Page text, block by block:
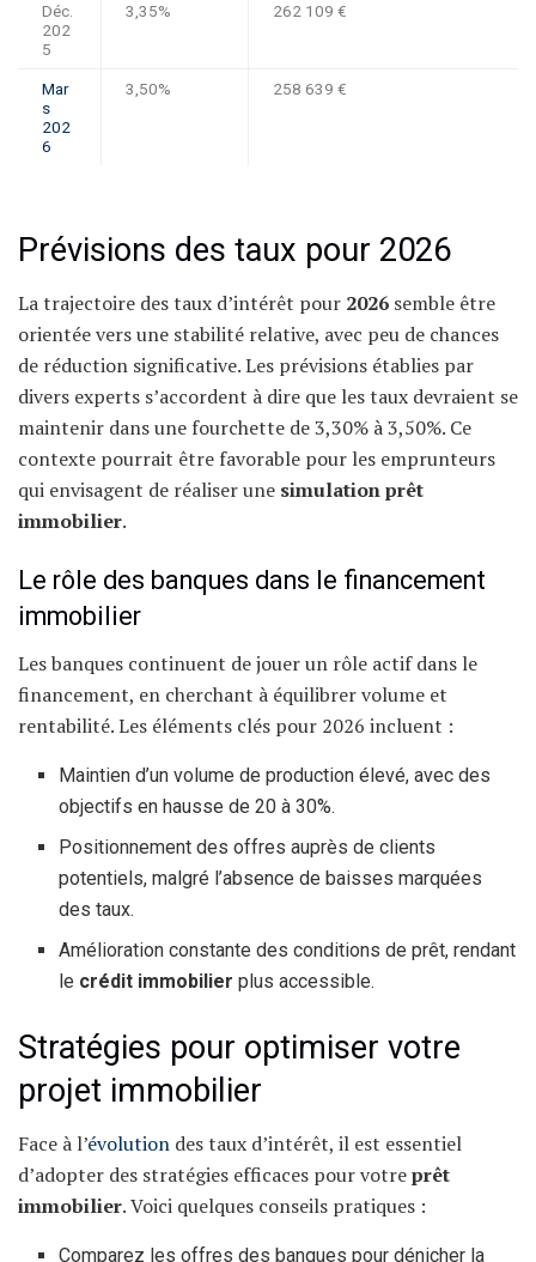
Déc.
202
5
3,35% 262 109 €
Mar
s
202
6
3,50% 258 639 €
Prévisions des taux pour 2026
La trajectoire des taux d’intérêt pour 2026 semble être
orientée vers une stabilité relative, avec peu de chances
de réduction significative. Les prévisions établies par
divers experts s’accordent à dire que les taux devraient se
maintenir dans une fourchette de 3,30% à 3,50%. Ce
contexte pourrait être favorable pour les emprunteurs
qui envisagent de réaliser une simulation prêt
immobilier.
Le rôle des banques dans le financement
immobilier
Les banques continuent de jouer un rôle actif dans le
financement, en cherchant à équilibrer volume et
rentabilité. Les éléments clés pour 2026 incluent :
Maintien d’un volume de production élevé, avec des
objectifs en hausse de 20 à 30%.
Positionnement des offres auprès de clients
potentiels, malgré l’absence de baisses marquées
des taux.
Amélioration constante des conditions de prêt, rendant
le crédit immobilier plus accessible.
Stratégies pour optimiser votre
projet immobilier
Face à l’évolution des taux d’intérêt, il est essentiel
d’adopter des stratégies efficaces pour votreprêt
immobilier. Voici quelques conseils pratiques :
Comparez les offres des banques pour dénicher la